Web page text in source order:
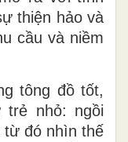
thiện hảo và
cầu và niềm
tông đồ tốt,
nhỏ: ngồi
từ đó nhìn thế